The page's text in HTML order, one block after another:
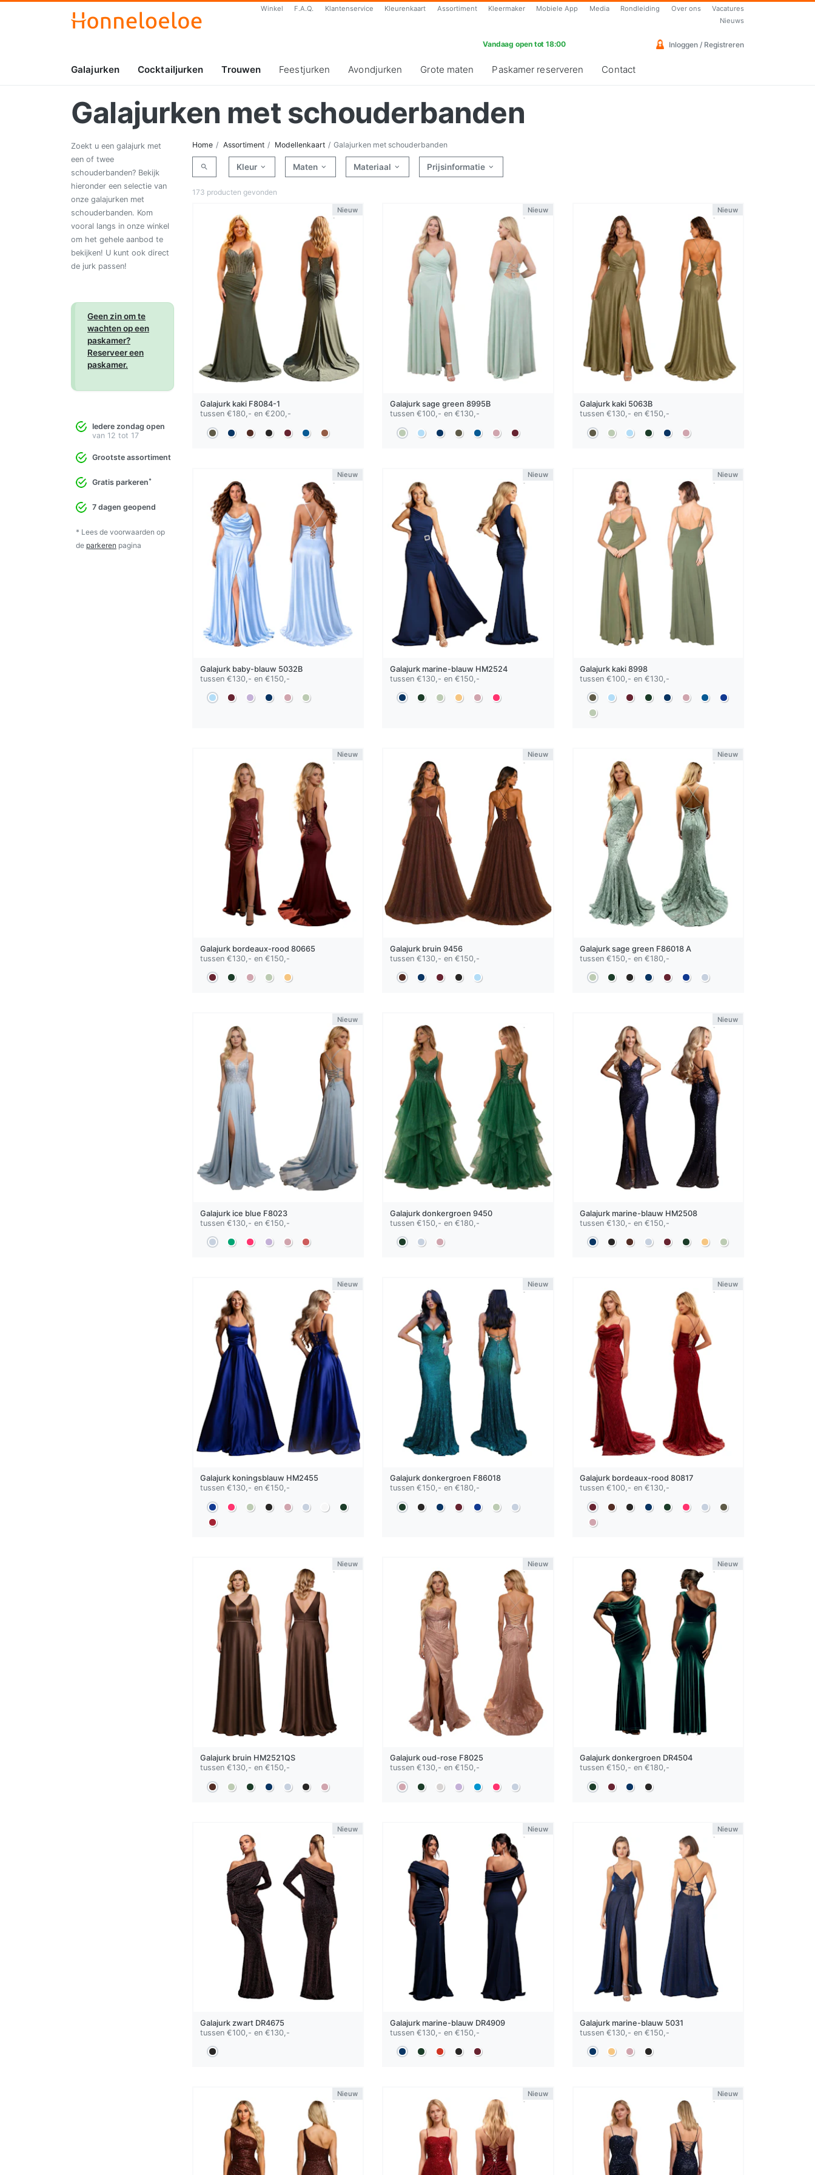
Winkel F.A.Q. Klantenservice Kleurenkaart Assortiment Kleermaker Mobiele App Media Rondleiding Over ons
Vacatures
Nieuws
Vandaag open tot 18:00 Inloggen / Registreren
Galajurken Cocktailjurken Trouwen Feestjurken Avondjurken Grote maten Paskamer reserveren Contact
Galajurken met schouderbanden
Zoekt u een galajurk met
een of twee
schouderbanden? Bekijk
hieronder een selectie van
onze galajurken met
schouderbanden. Kom
vooral langs in onze winkel
om het gehele aanbod te
bekijken! U kunt ook direct
de jurk passen!
Geen zin om te
wachten op een
paskamer?
Reserveer een
paskamer.
Iedere zondag open
van 12 tot 17
Grootste assortiment
Gratis parkeren*
7 dagen geopend
* Lees de voorwaarden op
de parkeren pagina
Home Assortiment Modellenkaart Galajurken met schouderbanden
Kleur Maten Materiaal Prijsinformatie
173 producten gevonden
Nieuw
Galajurk kakiF8084-1
tussen €180,- en €200,-
Nieuw
Galajurk sage green 8995B
tussen €100,- en €130,-
Nieuw
Galajurk kaki 5063B
tussen €130,- en €150,-
Nieuw
Galajurk baby-blauw 5032B
tussen €130,- en €150,-
Nieuw
Galajurk marine-blauw HM2524
tussen €130,- en €150,-
Nieuw
Galajurk kaki 8998
tussen €100,- en €130,-
Nieuw
Galajurk bordeaux-rood 80665
tussen €130,- en €150,-
Nieuw
Galajurk bruin 9456
tussen €130,- en €150,-
Nieuw
Galajurksage green F86018 A
tussen €150,- en €180,-
Nieuw
Galajurk ice blue F8023
tussen €130,- en €150,-
Galajurk donkergroen 9450
tussen €150,- en €180,-
Nieuw
Galajurk marine-blauw HM2508
tussen €130,- en €150,-
Nieuw
Galajurk koningsblauw HM2455
tussen €130,- en €150,-
Nieuw
Galajurk donkergroen F86018
tussen €150,- en €180,-
Nieuw
Galajurk bordeaux-rood 80817
tussen €100,- en €130,-
Nieuw
Galajurk bruin HM2521QS
tussen €130,- en €150,-
Nieuw
Galajurk oud-rose F8025
tussen €130,- en €150,-
Nieuw
Galajurkdonkergroen DR4504
tussen €150,- en €180,-
Nieuw
Galajurk zwartDR4675
tussen €100,- en €130,-
Nieuw
Galajurk marine-blauw DR4909
tussen €130,- en €150,-
Nieuw
Galajurk marine-blauw 5031
tussen €130,- en €150,-
Nieuw Nieuw Nieuw